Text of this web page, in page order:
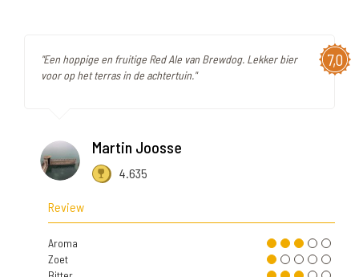
7,0
"Een hoppige en fruitige Red Ale van Brewdog. Lekker bier
voor op het terras in de achtertuin."
Martin Joosse
4.635
Review
Aroma
Zoet